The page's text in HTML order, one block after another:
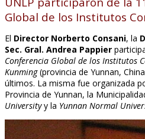
Global de los Institutos
El Director Norberto Consani, la
Sec. Gral. Andrea Pappier
Conferencia Global de los Institutos
Kunming(provincia de Yunnan,
últimos. La misma fue organizada
Provincia de Yunnan, la
Universityy la Yunnan Normal